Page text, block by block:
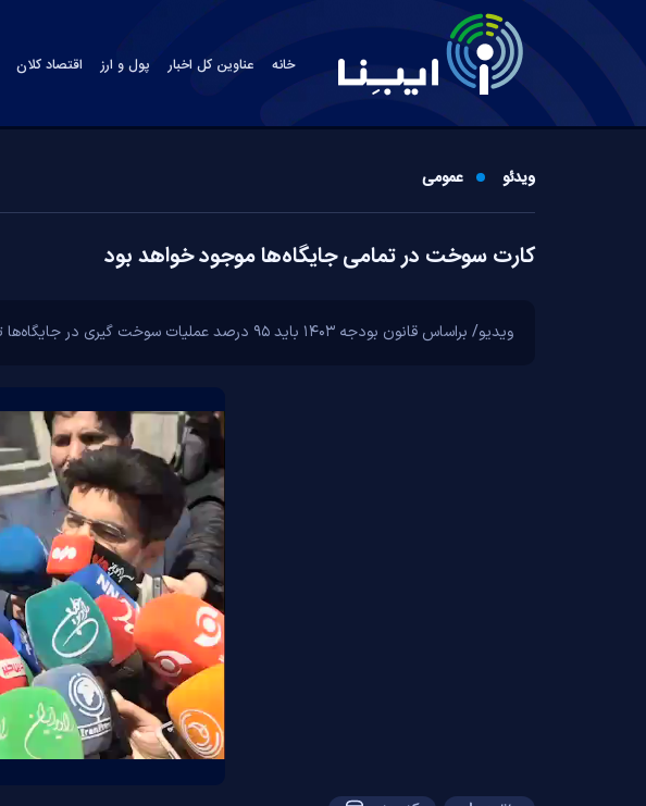
خانه عناوین کل اخبار پول و ارز اقتصاد کلان
ویدئو عمومی
کارت سوخت در تمامی جایگاه‌ها موجود خواهد بود
ویدیو/ براساس قانون بودجه ۱۴۰۳ باید ۹۵ درصد عملیات سوخت گیری در جایگاه‌ها توسط کارت سوخت شخصی انجام شود.